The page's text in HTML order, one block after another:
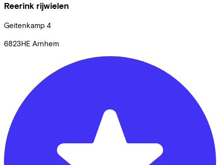
Reerink rijwielen
Geitenkamp 4
6823HE Arnhem